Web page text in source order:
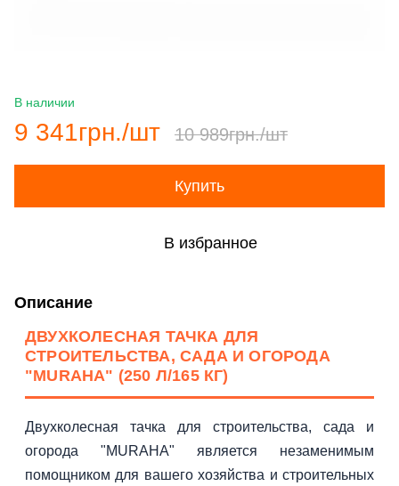
В наличии
9 341грн./шт 10 989грн./шт
Купить
В избранное
Описание
ДВУХКОЛЕСНАЯ ТАЧКА ДЛЯ
СТРОИТЕЛЬСТВА, САДА И ОГОРОДА
"MURAHA" (250 Л/165 КГ)
Двухколесная тачка для строительства, сада и
огорода "MURAHA" является незаменимым
помощником для вашего хозяйства и строительных